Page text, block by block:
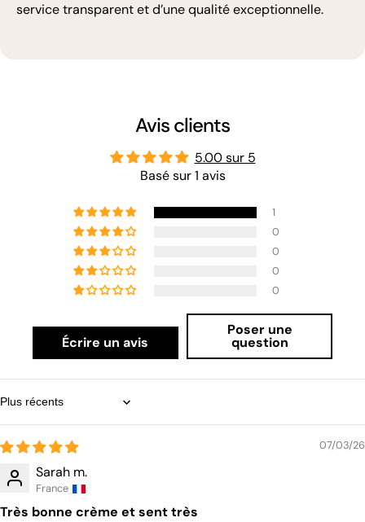
service transparent et d’une qualité exceptionnelle.
Avis clients
5.00 sur 5
Basé sur 1 avis
1
0
0
0
0
Écrire un avis
Poser une
question
Sort by
07/03/26
Sarah m.
France
Très bonne crème et sent très